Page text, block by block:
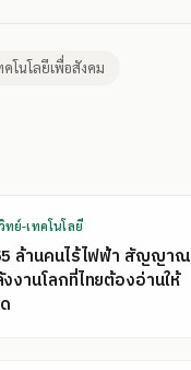
คโนโลยีเพื่อสังคม
ทย์-เทคโนโลยี
ล้านคนไร้ไฟฟ้า สัญญาณ
งานโลกที่ไทยต้องอ่านให้